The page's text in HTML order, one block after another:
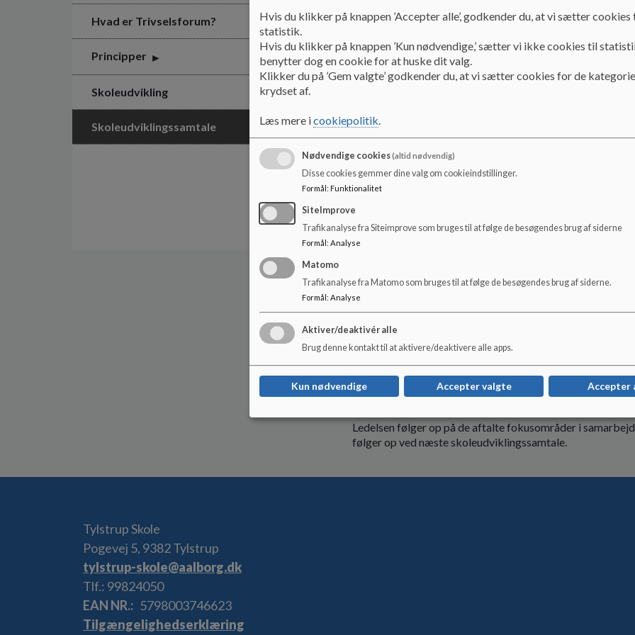
Hvad er Trivselsforum?
Principper
Skoleudvikling
Skoleudviklingssamtale
Skoleudviklingssamtale 12. januar 2026 på Tylstrup
Elevernes bidrag kom først i samtalen og tog i høj grad
skolen og ung i en lille landsby. De beskrev de trygge
på skolen.
Derudover fortalte eleverne om deres tanker og
overbygning på en større skole. De gav udtryk for både
flere elever og nye lærere.
Den resterende del af samtalen havde særligt fokus på
prioriteret indsatsområde. Der blev drøftet behovet for
Der var en fælles forståelse af, at skolen har fagligt
målrettet med at kunne dokumentere elevernes faglige
Aftaler og fokusområder
Der blev aftalt følgende fokusområder:
• Øget opmærksomhed på rammerne for testafvikling,
• Et generelt øget fokus på udvikling af elevernes
Opfølgning
Ledelsen følger op på de aftalte fokusområder i
følger op ved næste skoleudviklingssamtale.
Tylstrup Skole
Pogevej 5, 9382 Tylstrup
tylstrup-skole@aalborg.dk
Tlf.: 99824050
EAN NR.
5798003746623
Tilgængelighedserklæring
Hvis du klikker på knappen ’Accepter alle’, godkender du, at vi sætter
statistik.
Hvis du klikker på knappen ’Kun nødvendige,’ sætter vi ikke cookies til
benytter dog en cookie for at huske dit valg.
Klikker du på ’Gem valgte’ godkender du, at vi sætter cookies for de
krydset af.
Læs mere icookiepolitik.
Nødvendige cookies(altid nødvendig)
Disse cookies gemmer dine valg om cookieindstillinger.
Formål : Funktionalitet
SiteImprove
Trafikanalyse fra Siteimprove som bruges til at følge de besøgendes brug af siderne
Formål : Analyse
Matomo
Trafikanalyse fra Matomo som bruges til at følge de besøgendes brug af siderne.
Formål: Analyse
Aktiver/deaktivér alle
Brug denne kontakt til at aktivere/deaktivere alle apps.
Kun nødvendige Accepter valgte Accepter